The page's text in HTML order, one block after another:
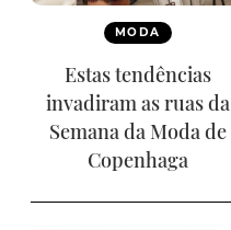
MODA
Estas tendências
invadiram as ruas da
Semana da Moda de
Copenhaga